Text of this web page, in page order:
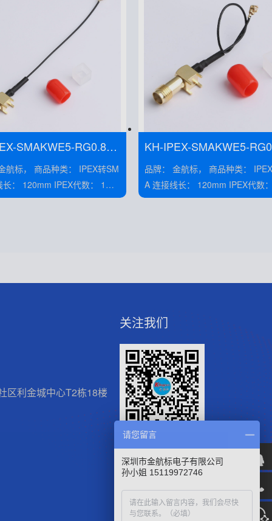
SMAKWE5-RG0.81-
类： IPEX转SM
： 300V
KH-IPEX-SMAKWE5-
B90H
品牌： 金航标， 商品种类： IPEX转SM
A 连接线长： 120mm IPEX代数： 1代
额定电压： 300V
区利金城中心T2栋18楼
关注我们
微信官方公众号
请您留言
深圳市金航标电子有限公司
孙小姐 15119972746